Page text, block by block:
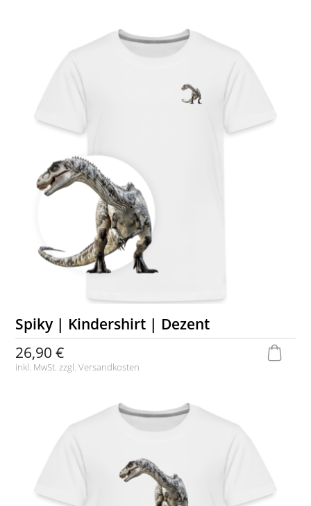
Spiky | Kindershirt | Dezent
26,90 €
inkl. MwSt. zzgl.Versandkosten